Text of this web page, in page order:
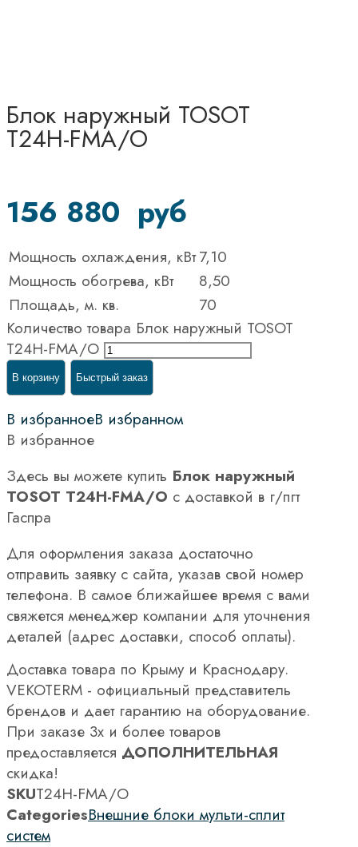
Блок наружный TOSOT
T24H-FMA/O
156 880 руб
Мощность охлаждения, кВт7,10
Мощность обогрева, кВт
8,50
Площадь, м. кв.
70
Количество товара Блок наружный TOSOT
T24H-FMA/O
В корзину Быстрый заказ
В избранноеВ избранном
В избранное
Здесь вы можете купить Блок наружный
TOSOT T24H-FMA/O с доставкой в г/пгт
Гаспра
Для оформления заказа достаточно
отправить заявку с сайта, указав свой номер
телефона. В самое ближайшее время с вами
свяжется менеджер компании для уточнения
деталей (адрес доставки, способ оплаты).
Доставка товара по Крыму и Краснодару.
VEKOTERM - официальный представитель
брендов и дает гарантию на оборудование.
При заказе 3х и более товаров
предоставляется ДОПОЛНИТЕЛЬНАЯ
скидка!
SKUT24H-FMA/O
CategoriesВнешние блоки мульти-сплит
систем